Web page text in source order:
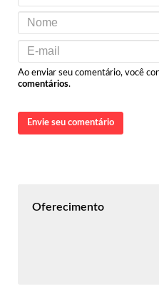
Ao enviar seu comentário, você
comentários.
Envie seu comentário
Oferecimento